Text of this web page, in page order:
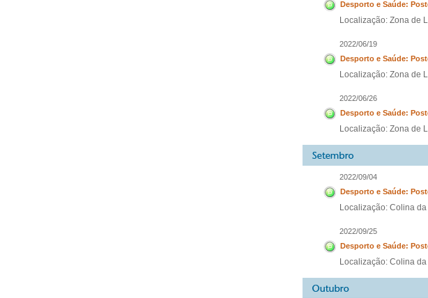
Desporto e Saúde:
Localização: Zona de
2022/06/19
Desporto e Saúde:
Localização: Zona de
2022/06/26
Desporto e Saúde:
Localização: Zona de
2022/09/04
Desporto e Saúde:
Localização: Colina
2022/09/25
Desporto e Saúde:
Localização: Colina